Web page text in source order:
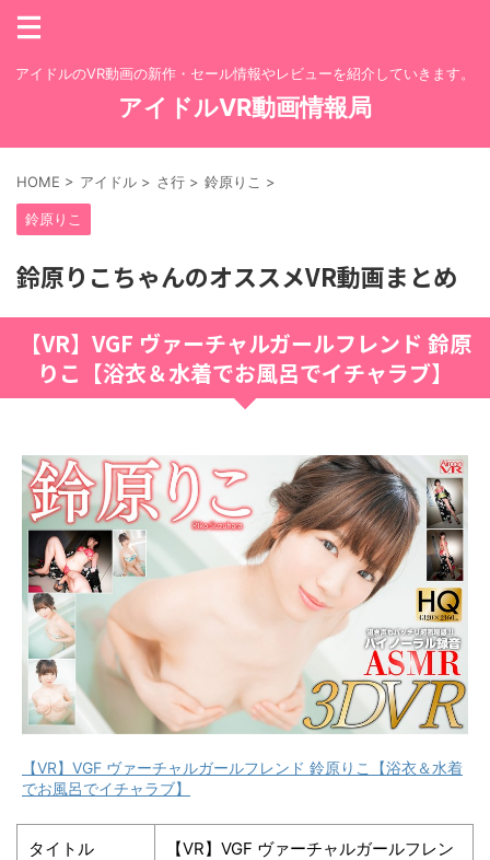
アイドルのVR動画の新作・セール情報やレビューを紹介していきます。
アイドルVR動画情報局
HOME > アイドル > さ行 > 鈴原りこ >
鈴原りこ
鈴原りこちゃんのオススメVR動画まとめ
【VR】VGF ヴァーチャルガールフレンド 鈴原
りこ【浴衣＆水着でお風呂でイチャラブ】
【VR】VGF ヴァーチャルガールフレンド 鈴原りこ【浴衣＆水着
でお風呂でイチャラブ】
タイトル
【VR】VGF ヴァーチャルガールフレン